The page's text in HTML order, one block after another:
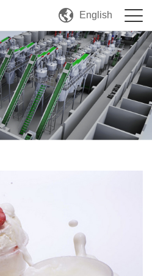
English